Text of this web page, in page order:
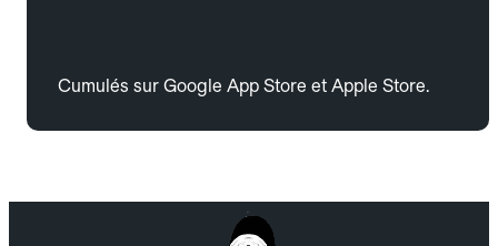
Cumulés sur Google App Store et Apple Store.